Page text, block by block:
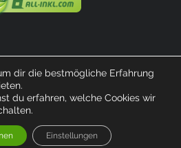
Bärenstein
dir die bestmögliche Erfahrung
du erfahren, welche Cookies wir
Einstellungen